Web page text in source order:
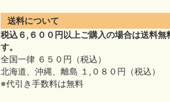
送料について
税込６,６００円以上ご購入の場合は送料無
す。
全国一律 ６５０円（税込）
北海道、沖縄、離島 １,０８０円（税込）
※代引き手数料は無料